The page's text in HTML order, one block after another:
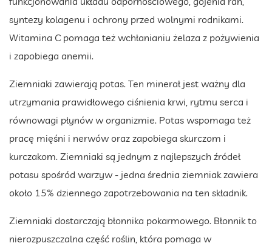
syntezy kolagenu i ochrony przed wolnymi rodnikami.
Witamina C pomaga też wchłanianiu żelaza z pożywienia
i zapobiega anemii.
Ziemniaki zawierają potas. Ten minerał jest ważny dla
utrzymania prawidłowego ciśnienia krwi, rytmu serca i
równowagi płynów w organizmie. Potas wspomaga też
pracę mięśni i nerwów oraz zapobiega skurczom i
kurczakom. Ziemniaki są jednym z najlepszych źródeł
potasu spośród warzyw - jedna średnia ziemniak zawiera
około 15% dziennego zapotrzebowania na ten składnik.
Ziemniaki dostarczają błonnika pokarmowego. Błonnik to
nierozpuszczalna część roślin, która pomaga w